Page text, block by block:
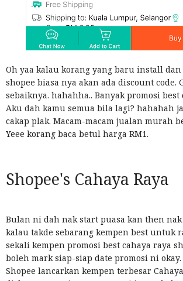
Oh yaa kalau korang yang baru install
shopee biasa nya akan ada discount code.
sebaiknya. hahahha.. Banyak promosi best
Aku dah kamu semua bila lagi? hahahah
cakap plak. Macam-macam jualan murah
Yeee korang baca betul harga RM1.
Shopee's Cahaya Raya
Bulan ni dah nak start puasa kan then nak
kalau takde sebarang kempen best untuk
sekali kempen promosi best cahaya raya
boleh mark siap-siap date promosi ni
Shopee lancarkan kempen terbesar